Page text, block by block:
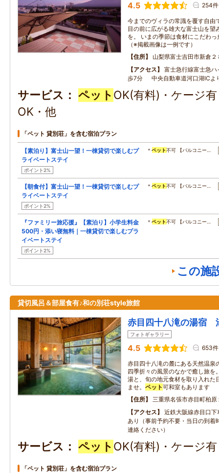
4.5 254件
今までのヴィラの常識を覆す自由
目の前に広がる雄大な富士山を望
を。 いまの季節は食材にこだわ
（※掲載画像は一例です）
住所
山梨県富士吉田市新倉
アクセス
富士急行線富士急
歩7分 中央自動車道河口湖ICよ
サービス ペット OK(有料)・ケージ
OK・他
「ペット 貸別荘」を含む宿泊プラン
【素泊り】富士山一望！一棟貸切で楽しむプ
ライベートステイ
ポイント2%
＊ペット不可 【バルコニー…
【朝食付】富士山一望！一棟貸切で楽しむプ
ライベートステイ
ポイント2%
＊ペット不可 【バルコニー…
『ファミリー旅応援』【素泊り】小学生料金
500円・添い寝無料｜一棟貸切で楽しむプラ
イベートステイ
ポイント2%
＊ペット不可 【バルコニー…
この施
貸切風呂＆部屋食有♪和の別荘style旅館
赤目四十八滝の湯宿
フォトギャラリー
4.5 653件
赤目四十八滝の麓にある天然温泉
四季折々の風景のなかで癒し旅を
湯と、旬の地元食材を取り入れた
ませ。 ペット可和室もあります
住所
三重県名張市赤目町柏原
アクセス
近鉄大阪線赤目口
あり（事前予約不要・当日の到着
連絡ください）
サービス ペット OK(有料)・ケージ
「ペット 貸別荘」を含む宿泊プラン